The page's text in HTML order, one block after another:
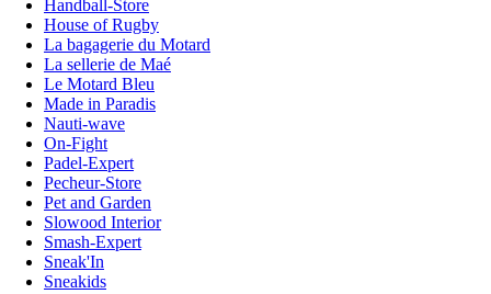
Handball-Store
House of Rugby
La bagagerie du Motard
La sellerie de Maé
Le Motard Bleu
Made in Paradis
Nauti-wave
On-Fight
Padel-Expert
Pecheur-Store
Pet and Garden
Slowood Interior
Smash-Expert
Sneak'In
Sneakids